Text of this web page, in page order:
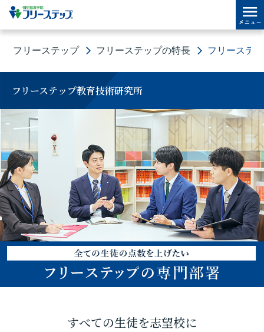
フリーステップ フリーステップの特長 フリーステ
フリーステップ教育技術研究所
すべての生徒を志望校に